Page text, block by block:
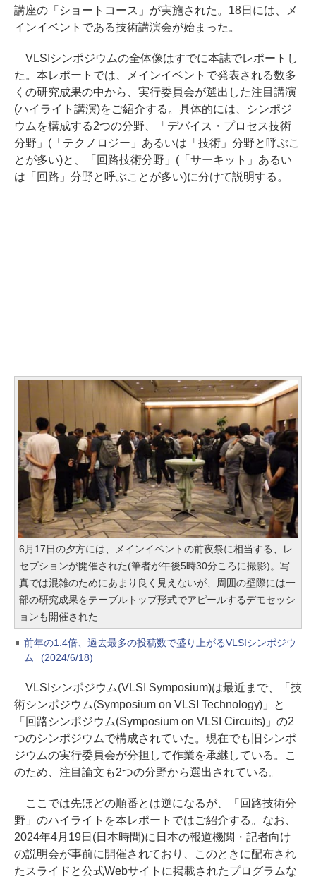
講座の「ショートコース」が実施された。18日には、メ
インイベントである技術講演会が始まった。
VLSIシンポジウムの全体像はすでに本誌でレポートし
た。本レポートでは、メインイベントで発表される数多
くの研究成果の中から、実行委員会が選出した注目講演
(ハイライト講演)をご紹介する。具体的には、シンポジ
ウムを構成する2つの分野、「デバイス・プロセス技術
分野」(「テクノロジー」あるいは「技術」分野と呼ぶこ
とが多い)と、「回路技術分野」(「サーキット」あるい
は「回路」分野と呼ぶことが多い)に分けて説明する。
6月17日の夕方には、メインイベントの前夜祭に相当する、レ
セプションが開催された(筆者が午後5時30分ころに撮影)。写
真では混雑のためにあまり良く見えないが、周囲の壁際には一
部の研究成果をテーブルトップ形式でアピールするデモセッシ
ョンも開催された
前年の1.4倍、過去最多の投稿数で盛り上がるVLSIシンポジウ
ム
(2024/6/18)
VLSIシンポジウム(VLSI Symposium)は最近まで、「技
術シンポジウム(Symposium on VLSI Technology)」と
「回路シンポジウム(Symposium on VLSI Circuits)」の2
つのシンポジウムで構成されていた。現在でも旧シンポ
ジウムの実行委員会が分担して作業を承継している。こ
のため、注目論文も2つの分野から選出されている。
ここでは先ほどの順番とは逆になるが、「回路技術分
野」のハイライトを本レポートではご紹介する。なお、
2024年4月19日(日本時間)に日本の報道機関・記者向け
の説明会が事前に開催されており、このときに配布され
たスライドと公式Webサイトに掲載されたプログラムな